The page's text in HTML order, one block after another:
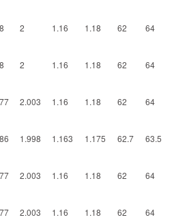
2 1.16 1.18 62 64
2 1.16 1.18 62 64
2.003 1.16 1.18 62 64
1.998 1.163 1.175 62.7 63.5
2.003 1.16 1.18 62 64
2.003 1.16 1.18 62 64